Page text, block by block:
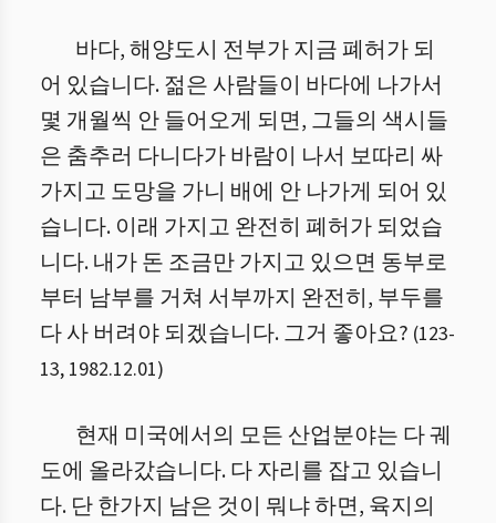
바다, 해양도시 전부가 지금 폐허가 되
어 있습니다. 젊은 사람들이 바다에 나가서
몇 개월씩 안 들어오게 되면, 그들의 색시들
은 춤추러 다니다가 바람이 나서 보따리 싸
가지고 도망을 가니 배에 안 나가게 되어 있
습니다. 이래 가지고 완전히 폐허가 되었습
니다. 내가 돈 조금만 가지고 있으면 동부로
부터 남부를 거쳐 서부까지 완전히, 부두를
다 사 버려야 되겠습니다. 그거 좋아요? (123-
13, 1982.12.01)
현재 미국에서의 모든 산업분야는 다 궤
도에 올라갔습니다. 다 자리를 잡고 있습니
다. 단 한가지 남은 것이 뭐냐 하면, 육지의